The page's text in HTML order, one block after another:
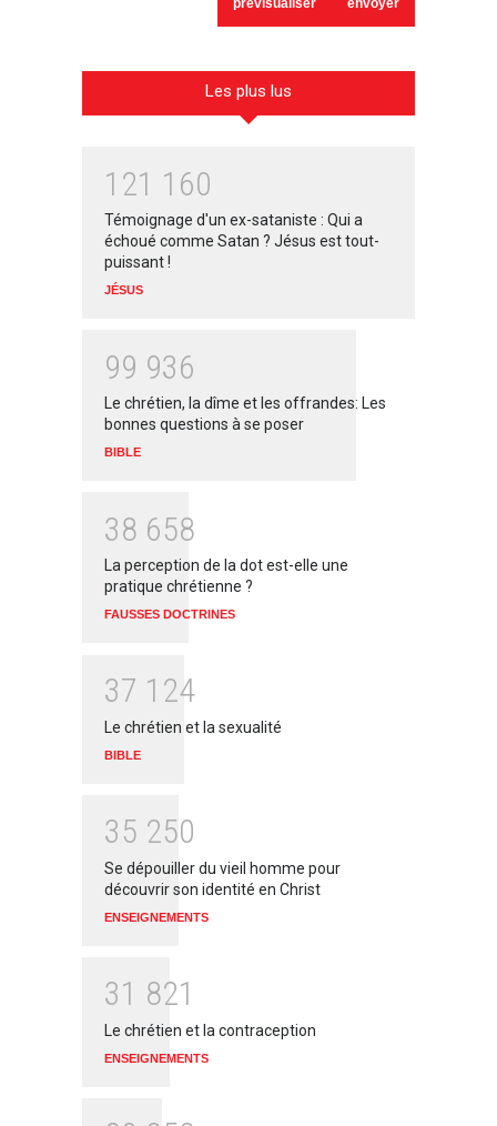
Les plus lus
1 21 1 60
Témoignage d'un ex-sataniste : Qui a
échoué comme Satan ? Jésus est tout-
puissant !
JÉSUS
99 936
Le chrétien, la dîme et les offrandes: Les
bonnes questions à se poser
BIBLE
38 658
La perception de la dot est-elle une
pratique chrétienne ?
FAUSSES DOCTRINES
37 1 24
Le chrétien et la sexualité
BIBLE
35 250
Se dépouiller du vieil homme pour
découvrir son identité en Christ
ENSEIGNEMENTS
31 821
Le chrétien et la contraception
ENSEIGNEMENTS